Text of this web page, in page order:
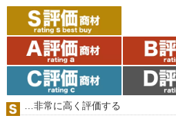
…非常に高く評価する